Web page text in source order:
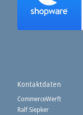
Kontaktdaten
CommerceWerft
Ralf Siepker